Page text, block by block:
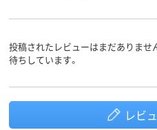
投稿されたレビューはまだありませ
待ちしています。
レビ